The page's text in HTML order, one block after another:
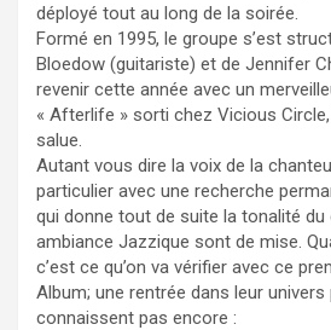
déployé tout au long de la soirée.
Formé en 1995, le groupe s’est
Bloedow (guitariste) et de Jennifer
revenir cette année avec un
« Afterlife » sorti chez Vicious Circle,
salue.
Autant vous dire la voix de la
particulier avec une recherche
qui donne tout de suite la tonalité
ambiance Jazzique sont de mise.
c’est ce qu’on va vérifier avec ce
Album; une rentrée dans leur univers
connaissent pas encore :